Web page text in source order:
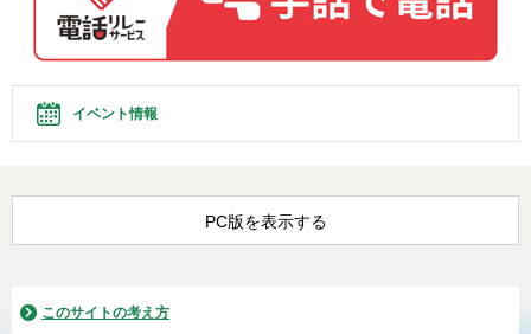
イベント情報
PC版を表示する
このサイトの考え方